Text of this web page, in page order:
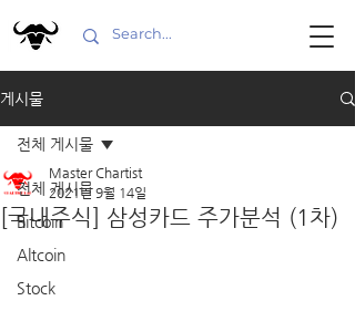
게시물
전체 게시물
Bitcoin
Altcoin
Stock
전체 게시물
[국내주식] 삼성카드 주가분석 (1차)
Master Chartist
2021년 9월 14일